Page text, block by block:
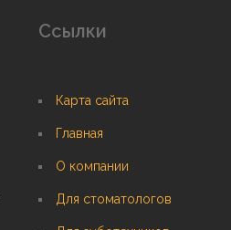
Ссылки
Карта сайта
Главная
О компании
Для стоматологов